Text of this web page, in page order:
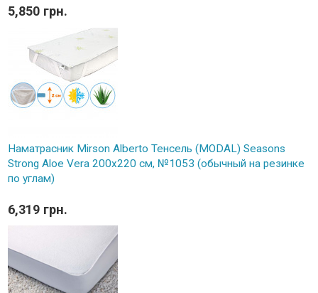
5,850 грн.
Наматрасник Mirson Alberto Тенсель (MODAL) Seasons
Strong Aloe Vera 200x220 см, №1053 (обычный на резинке
по углам)
6,319 грн.